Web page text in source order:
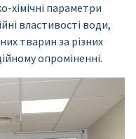
хімічні параметри
властивості води,
тварин за різних
опроміненні.